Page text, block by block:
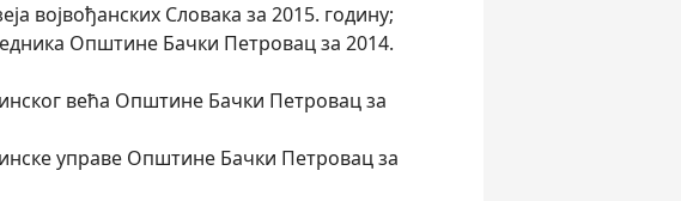
војвођанских Словака за 2015. годину;
Општине Бачки Петровац за 2014.
већа Општине Бачки Петровац за
управе Општине Бачки Петровац за